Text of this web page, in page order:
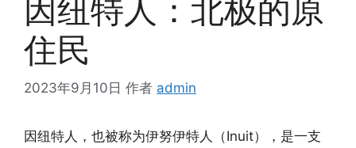
因纽特人：北极的原
住民
2023年9月10日 作者 admin
因纽特人，也被称为伊努伊特人（Inuit），是一支